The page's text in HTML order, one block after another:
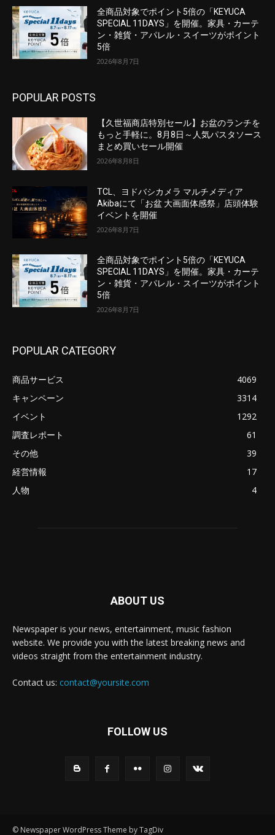
全商品対象でポイント5倍の「KEYUCA
SPECIAL 11DAYS」を開催。家具・カーテ
ン・雑貨・アパレル・スイーツがポイント
5倍
2026年8月7日
POPULAR POSTS
【久世福商店特別セール】お盆のランチを
もっと手軽に。8月8日～人気パスタソース
まとめ買いセール開催
2026年8月8日
TCL、ヨドバシカメラ マルチメディア
Akibaにて「お盆 大画面体感祭」店頭体験
イベントを開催
2026年8月7日
全商品対象でポイント5倍の「KEYUCA
SPECIAL 11DAYS」を開催。家具・カーテ
ン・雑貨・アパレル・スイーツがポイント
5倍
2026年8月7日
POPULAR CATEGORY
商品サービス
4069
キャンペーン
3314
イベント
1292
調査レポート
61
その他
39
経営情報
17
人物
4
ABOUT US
Newspaper is your news, entertainment, music fashion
website. We provide you with the latest breaking news and
videos straight from the entertainment industry.
Contact us: contact@yoursite.com
FOLLOW US
© Newspaper WordPress Theme by TagDiv